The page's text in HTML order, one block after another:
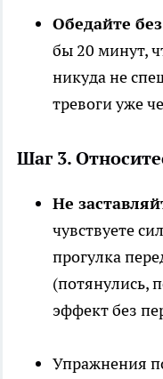
Обедайте
бы 20 минут,
никуда не
тревоги уже
Шаг 3.
Не
чувствуете
прогулка
(потянулись,
эффект без
Упражнения